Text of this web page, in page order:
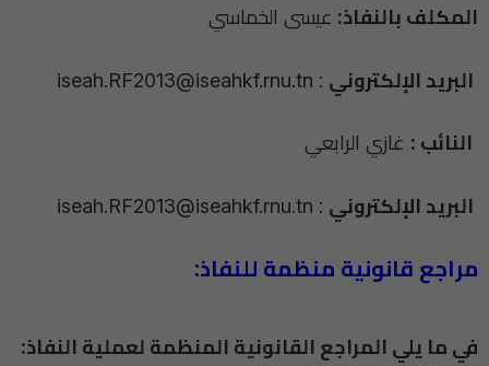
المكلف بالنفاذ: عيسى الخماسي
iseah.RF2013@iseahkf.rnu.tn :
النائب :
iseah.RF2013@iseahkf.rnu.tn :
:مراجع قانونیة منظمة للنفاذ
:في ما یلي المراجع القانونیة المنظمة لعملیة النفاذ